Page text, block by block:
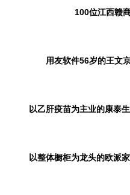
100位江西赣
用友软件56岁的王文
以乙肝疫苗为主业的康泰
以整体橱柜为龙头的欧派